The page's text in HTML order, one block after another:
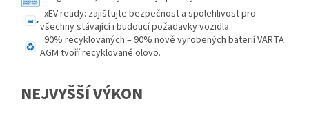
xEV ready: zajišťujte bezpečnost a spolehlivost pro
všechny stávající i budoucí požadavky vozidla.
90% recyklovaných – 90% nově vyrobených baterií VARTA
AGM tvoří recyklované olovo.
NEJVYŠŠÍ VÝKON